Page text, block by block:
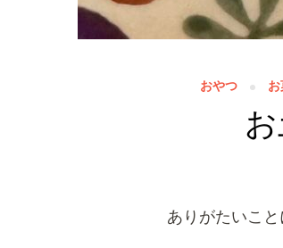
おやつ
ありがたいこ